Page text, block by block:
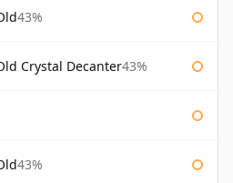
43%
Crystal Decanter43%
43%